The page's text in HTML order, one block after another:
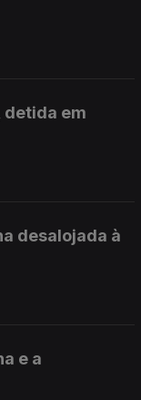
detida em
desalojada à
e a